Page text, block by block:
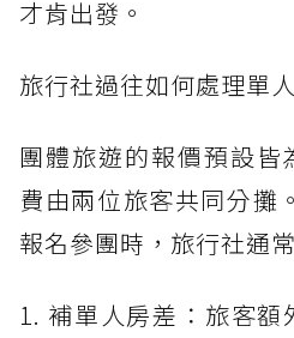
才肯出發。
旅行社過往如何處理單
團體旅遊的報價預設皆
費由兩位旅客共同分攤
報名參團時，旅行社通
1. 補單人房差：旅客